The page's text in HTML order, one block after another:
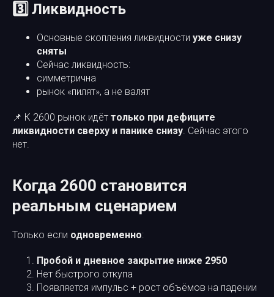
3️⃣ Ликвидность
Основные скопления ликвидности уже снизу
сняты
Сейчас ликвидность:
симметрична
рынок «пилят», а не валят
📌 К 2600 рынок идёт только при дефиците
ликвидности сверху и панике снизу. Сейчас этого
нет.
Когда 2600 становится
реальным сценарием
Только если одновременно:
Пробой и дневное закрытие ниже 2950
Нет быстрого откупа
Появляется импульс + рост объёмов на падении